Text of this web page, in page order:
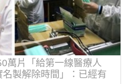
萬片「給第一線醫療人
製解除時間」：已經有